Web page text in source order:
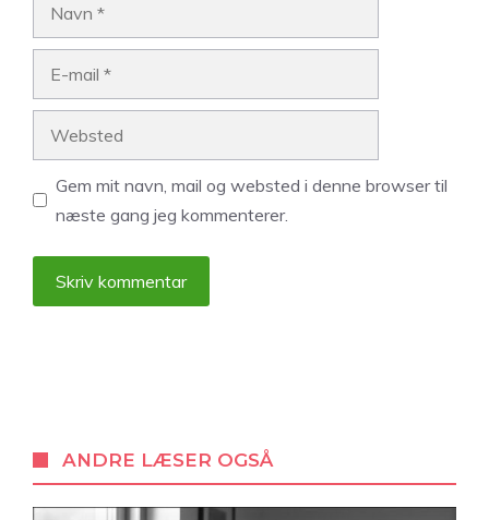
Gem mit navn, mail og websted i denne browser til
næste gang jeg kommenterer.
r
n
a
ANDRE LÆSER OGSÅ